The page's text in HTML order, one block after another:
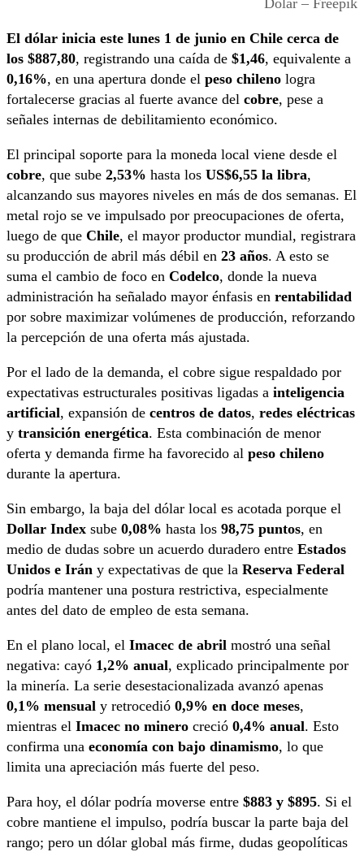
Dólar – Freepik
El dólar inicia este lunes 1 de junio en Chile cerca de
los $887,80, registrando una caída de $1,46, equivalente a
0,16%, en una apertura donde el peso chileno logra
fortalecerse gracias al fuerte avance del cobre, pese a
señales internas de debilitamiento económico.
El principal soporte para la moneda local viene desde el
cobre, que sube 2,53% hasta los US$6,55 la libra,
alcanzando sus mayores niveles en más de dos semanas. El
metal rojo se ve impulsado por preocupaciones de oferta,
luego de que Chile, el mayor productor mundial, registrara
su producción de abril más débil en 23 años. A esto se
suma el cambio de foco en Codelco, donde la nueva
administración ha señalado mayor énfasis en rentabilidad
por sobre maximizar volúmenes de producción, reforzando
la percepción de una oferta más ajustada.
Por el lado de la demanda, el cobre sigue respaldado por
expectativas estructurales positivas ligadas a inteligencia
artificial, expansión de centros de datos, redes eléctricas
y transición energética. Esta combinación de menor
oferta y demanda firme ha favorecido al peso chileno
durante la apertura.
Sin embargo, la baja del dólar local es acotada porque el
Dollar Index sube 0,08% hasta los 98,75 puntos, en
medio de dudas sobre un acuerdo duradero entre Estados
Unidos e Irán y expectativas de que la Reserva Federal
podría mantener una postura restrictiva, especialmente
antes del dato de empleo de esta semana.
En el plano local, el Imacec de abril mostró una señal
negativa: cayó 1,2% anual, explicado principalmente por
la minería. La serie desestacionalizada avanzó apenas
0,1% mensual y retrocedió 0,9% en doce meses,
mientras el Imacec no minero creció 0,4% anual. Esto
confirma una economía con bajo dinamismo, lo que
limita una apreciación más fuerte del peso.
Para hoy, el dólar podría moverse entre $883 y $895. Si el
cobre mantiene el impulso, podría buscar la parte baja del
rango; pero un dólar global más firme, dudas geopolíticas